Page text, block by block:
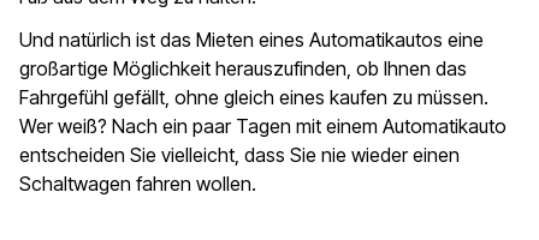
Und natürlich ist das Mieten eines Automatikautos eine
großartige Möglichkeit herauszufinden, ob Ihnen das
Fahrgefühl gefällt, ohne gleich eines kaufen zu müssen.
Wer weiß? Nach ein paar Tagen mit einem Automatikauto
entscheiden Sie vielleicht, dass Sie nie wieder einen
Schaltwagen fahren wollen.